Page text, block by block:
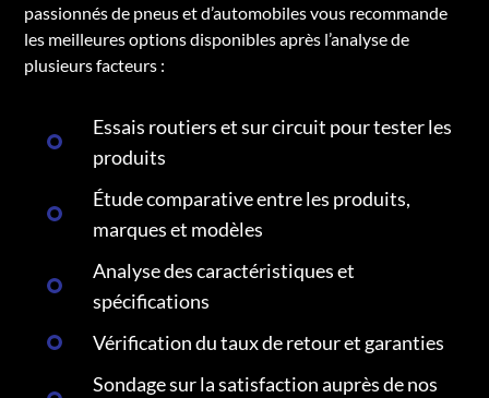
passionnés de pneus et d’automobiles vous recommande
les meilleures options disponibles après l’analyse de
plusieurs facteurs :
Essais routiers et sur circuit pour tester les
produits
Étude comparative entre les produits,
marques et modèles
Analyse des caractéristiques et
spécifications
Vérification du taux de retour et garanties
Sondage sur la satisfaction auprès de nos